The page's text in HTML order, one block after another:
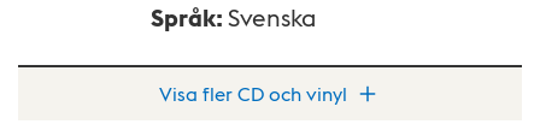
Språk:Svenska
Visa fler CD och vinyl